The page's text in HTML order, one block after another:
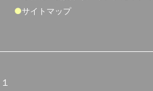
サイトマップ